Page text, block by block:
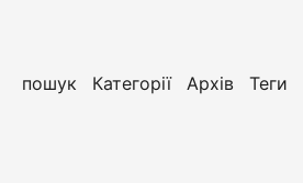
пошук Категорії Архів Теги